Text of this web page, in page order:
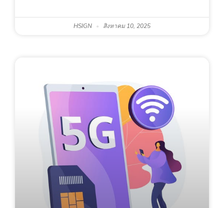
HSIGN สิงหาคม 10, 2025